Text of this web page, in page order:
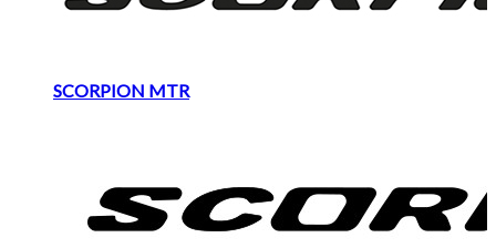
SCORPION MTR